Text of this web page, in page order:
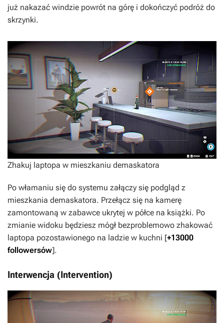
już nakazać windzie powrót na górę i dokończyć podróż do
skrzynki.
Zhakuj laptopa w mieszkaniu demaskatora
Po włamaniu się do systemu załączy się podgląd z
mieszkania demaskatora. Przełącz się na kamerę
zamontowaną w zabawce ukrytej w półce na książki. Po
zmianie widoku będziesz mógł bezproblemowo zhakować
laptopa pozostawionego na ladzie w kuchni [+13000
followersów].
Interwencja (Intervention)